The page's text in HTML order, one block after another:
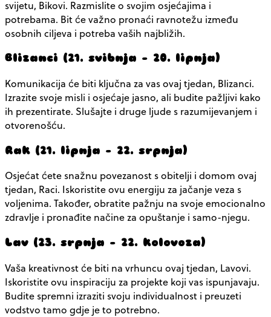
svijetu, Bikovi. Razmislite o svojim osjećajima i
potrebama. Bit će važno pronaći ravnotežu između
osobnih ciljeva i potreba vaših najbližih.
Blizanci (21. svibnja – 20. lipnja)
Komunikacija će biti ključna za vas ovaj tjedan, Blizanci.
Izrazite svoje misli i osjećaje jasno, ali budite pažljivi kako
ih prezentirate. Slušajte i druge ljude s razumijevanjem i
otvorenošću.
Rak (21. lipnja – 22. srpnja)
Osjećat ćete snažnu povezanost s obitelji i domom ovaj
tjedan, Raci. Iskoristite ovu energiju za jačanje veza s
voljenima. Također, obratite pažnju na svoje emocionalno
zdravlje i pronađite načine za opuštanje i samo-njegu.
Lav (23. srpnja – 22. kolovoza)
Vaša kreativnost će biti na vrhuncu ovaj tjedan, Lavovi.
Iskoristite ovu inspiraciju za projekte koji vas ispunjavaju.
Budite spremni izraziti svoju individualnost i preuzeti
vodstvo tamo gdje je to potrebno.